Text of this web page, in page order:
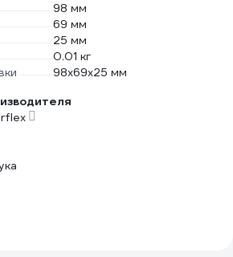
98 мм
69 мм
25 мм
0.01 кг
98х69х25 мм